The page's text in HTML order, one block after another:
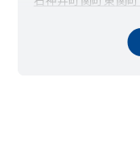
西大